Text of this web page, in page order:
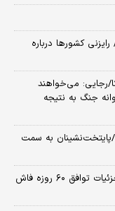
کشورها درباره
رجایی: می‌خواهند
جنگ به نتیجه
پایتخت‌نشینان به سمت
العربیه: توافق بازگشایی تنگه هرمز در راه است/جزئیات توافق ۶۰ روزه فاش